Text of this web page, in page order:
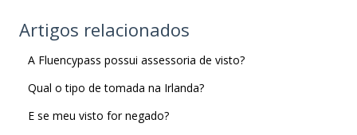
Artigos relacionados
A Fluencypass possui assessoria de visto?
Qual o tipo de tomada na Irlanda?
E se meu visto for negado?